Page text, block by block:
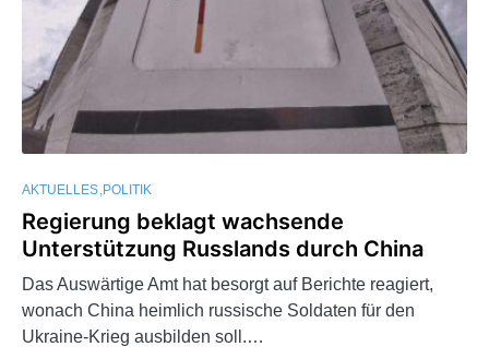
AKTUELLES POLITIK
Regierung beklagt wachsende
Unterstützung Russlands durch China
Das Auswärtige Amt hat besorgt auf Berichte reagiert,
wonach China heimlich russische Soldaten für den
Ukraine-Krieg ausbilden soll.…